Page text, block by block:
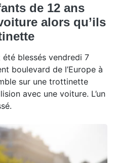
de 12 ans
alors qu’ils
blessés vendredi 7
boulevard de l’Europe à
sur une trottinette
avec une voiture. L’un